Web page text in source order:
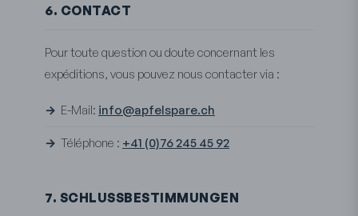
6. CONTACT
Pour toute question ou doute concernant les
expéditions, vous pouvez nous contacter via :
E-Mail: info@apfelspare.ch
Téléphone : +41 (0)76 245 45 92
7. SCHLUSSBESTIMMUNGEN